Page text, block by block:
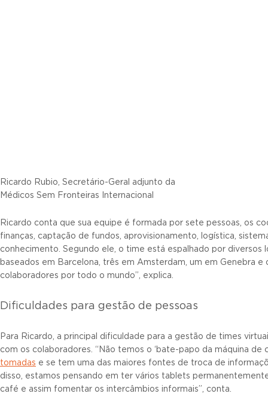
Ricardo Rubio, Secretário-Geral adjunto da
Médicos Sem Fronteiras Internacional
Ricardo conta que sua equipe é formada por sete pessoas, os
finanças, captação de fundos, aprovisionamento, logística,
conhecimento. Segundo ele, o time está espalhado por diversos
baseados em Barcelona, três em Amsterdam, um em Genebra
colaboradores por todo o mundo”, explica.
Dificuldades para gestão de pessoas
Para Ricardo, a principal dificuldade para a gestão de times
com os colaboradores. “Não temos o ‘bate-papo da máquina de
tomadas e se tem uma das maiores fontes de troca de
disso, estamos pensando em ter vários tablets
café e assim fomentar os intercâmbios informais”, conta.